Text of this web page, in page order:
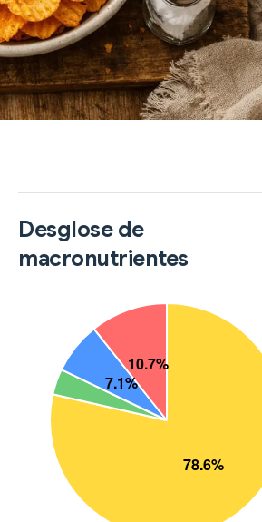
Desglose de
macronutrientes